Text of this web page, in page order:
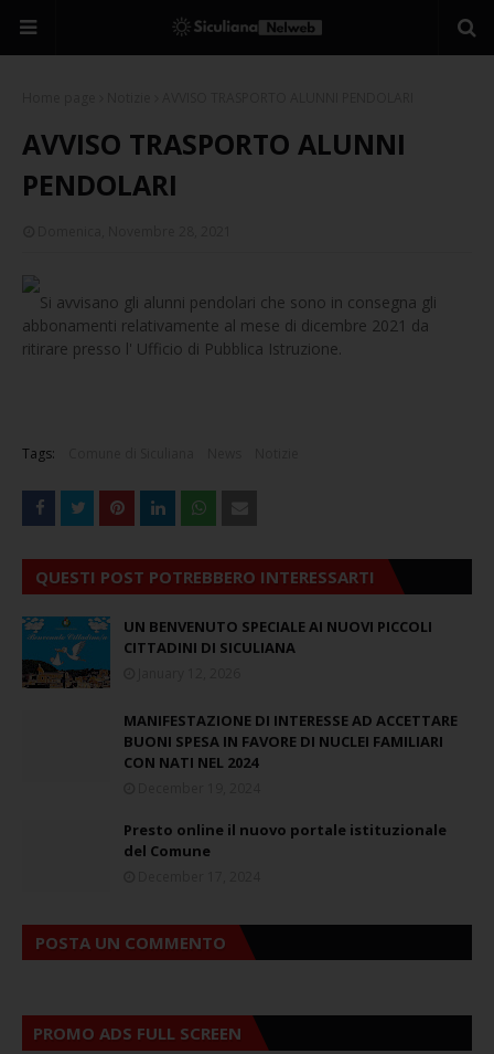
AVVISO TRASPORTO ALUNNI
PENDOLARI
Si avvisano gli alunni pendolari che sono in consegna gli
abbonamenti relativamente al mese di dicembre 2021 da
ritirare presso l' Ufficio di Pubblica Istruzione.
Tags:
QUESTI POST POTREBBERO INTERESSARTI
UN BENVENUTO SPECIALE AI NUOVI PICCOLI
CITTADINI DI SICULIANA
MANIFESTAZIONE DI INTERESSE AD ACCETTARE
BUONI SPESA IN FAVORE DI NUCLEI FAMILIARI
CON NATI NEL 2024
Presto online il nuovo portale istituzionale
del Comune
POSTA UN COMMENTO
PROMO ADS FULL SCREEN